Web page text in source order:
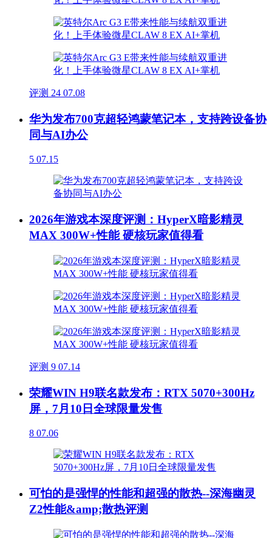
评测 24 07.08
华为发布700克超轻鸿蒙笔记本，支持跨设备协
同与AI办公
5 07.15
2026年游戏本深度评测：HyperX暗影精灵
MAX 300W+性能 硬核玩家值得看
评测 9 07.14
荣耀WIN H9联名款发布：RTX 5070+300Hz
屏，7月10日全球限量发售
8 07.06
可怕的是强悍的性能和超强的散热--深海幽灵
Z2性能&amp;散热评测